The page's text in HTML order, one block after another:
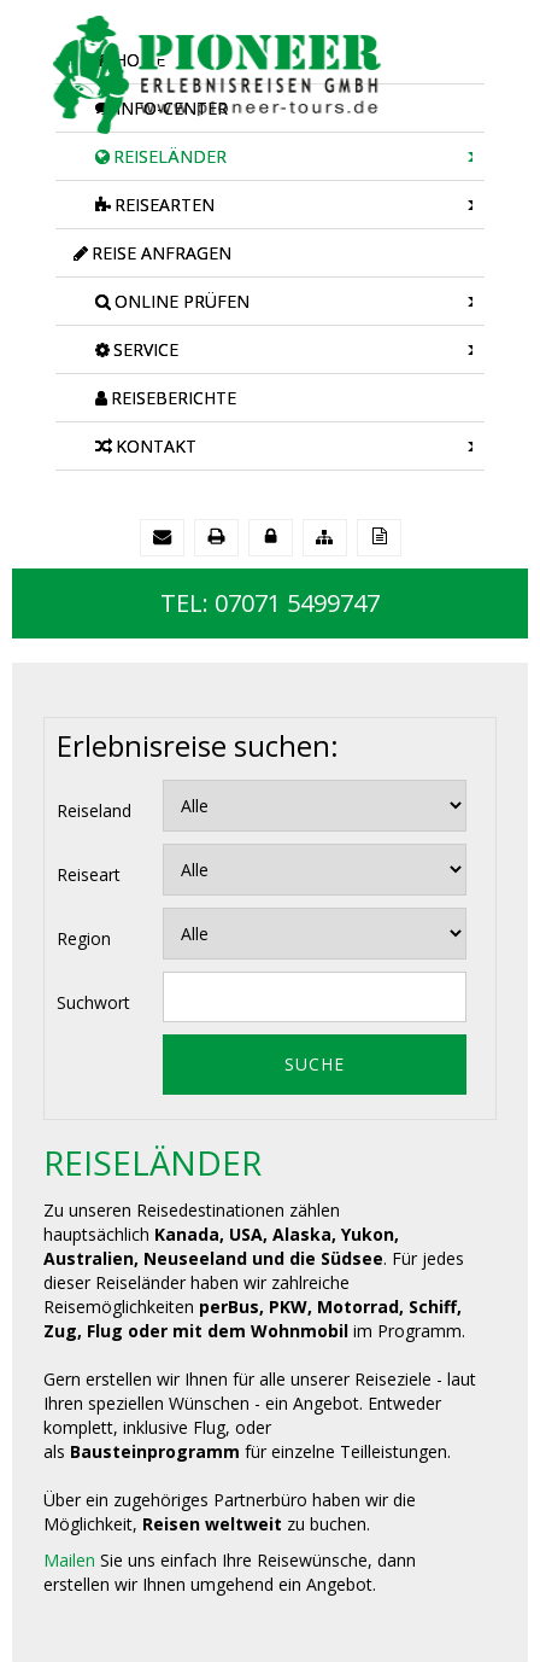
HOME
INFO-CENTER
REISELÄNDER
REISEARTEN
REISE ANFRAGEN
ONLINE PRÜFEN
SERVICE
REISEBERICHTE
KONTAKT
TEL: 07071 5499747
Erlebnisreise suchen:
Reiseland
Reiseart
Region
Suchwort
REISELÄNDER
Zu unseren Reisedestinationen zählen
hauptsächlich Kanada, USA, Alaska, Yukon,
Australien, Neuseeland und die Südsee. Für jedes
dieser Reiseländer haben wir zahlreiche
Reisemöglichkeiten perBus, PKW, Motorrad, Schiff,
Zug, Flug oder mit dem Wohnmobil im Programm.
Gern erstellen wir Ihnen für alle unserer Reiseziele - laut
Ihren speziellen Wünschen - ein Angebot. Entweder
komplett, inklusive Flug, oder
als Bausteinprogramm für einzelne Teilleistungen.
Über ein zugehöriges Partnerbüro haben wir die
Möglichkeit, Reisen weltweit zu buchen.
Mailen Sie uns einfach Ihre Reisewünsche, dann
erstellen wir Ihnen umgehend ein Angebot.